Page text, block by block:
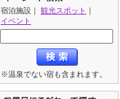
宿泊施設 ｜ 観光スポット ｜
イベント
※温泉でない宿も含まれます。